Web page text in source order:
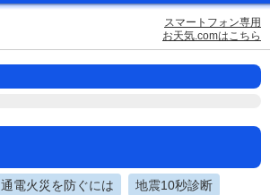
スマートフォン専用
お天気.comはこちら
通電火災を防ぐには 地震10秒診断